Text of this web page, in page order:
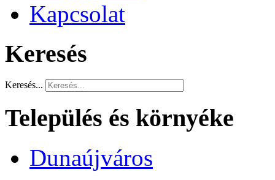
Kapcsolat
Keresés
Keresés...
Település és környéke
Dunaújváros